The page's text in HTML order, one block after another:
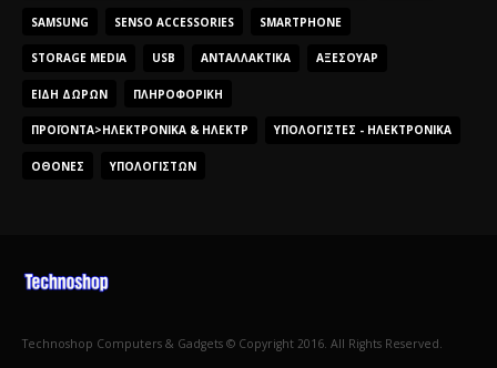
SAMSUNG SENSO ACCESSORIES SMARTPHONE
STORAGE MEDIA USB ΑΝΤΑΛΛΑΚΤΙΚΆ ΑΞΕΣΟΥΆΡ
ΕΊΔΗ ΔΏΡΩΝ ΠΛΗΡΟΦΟΡΙΚΉ
ΠΡΟΪΌΝΤΑ>ΗΛΕΚΤΡΟΝΙΚΆ & ΗΛΕΚΤΡ ΥΠΟΛΟΓΙΣΤΈΣ - ΗΛΕΚΤΡΟΝΙΚΆ
ΟΘΌΝΕΣ ΥΠΟΛΟΓΙΣΤΏΝ
Technoshop Computers & Gadgets © Copyright 2016. All Rights Reserved.